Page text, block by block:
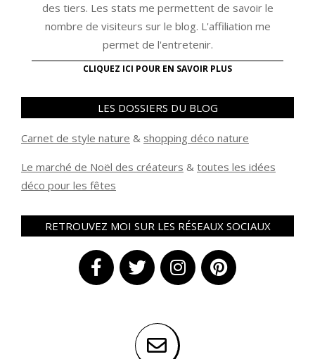
des tiers. Les stats me permettent de savoir le
nombre de visiteurs sur le blog. L'affiliation me
permet de l'entretenir.
CLIQUEZ ICI POUR EN SAVOIR PLUS
LES DOSSIERS DU BLOG
Carnet de style nature & shopping déco nature
Le marché de Noël des créateurs & toutes les idées
déco pour les fêtes
RETROUVEZ MOI SUR LES RÉSEAUX SOCIAUX